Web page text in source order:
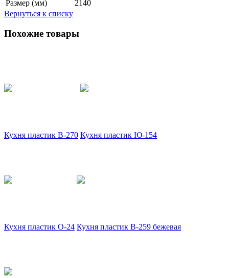
Размер (мм)
2140
Вернуться к списку
Похожие товары
Кухня пластик В-270 Кухня пластик Ю-154
Кухня пластик О-24 Кухня пластик В-259 бежевая